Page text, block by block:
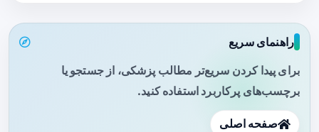
راهنمای سریع
برای پیدا کردن سریع‌تر مطالب پزشکی، از جستجو یا
برچسب‌های پرکاربرد استفاده کنید.
صفحه اصلی